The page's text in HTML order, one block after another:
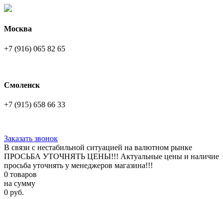
Москва
+7 (916) 065 82 65
Смоленск
+7 (915) 658 66 33
Заказать звонок
В связи с нестабильной ситуацией на валютном рынке
ПРОСЬБА УТОЧНЯТЬ ЦЕНЫ!!! Актуальные цены и наличие
просьба уточнять у менеджеров магазина!!!
0 товаров
на сумму
0 руб.